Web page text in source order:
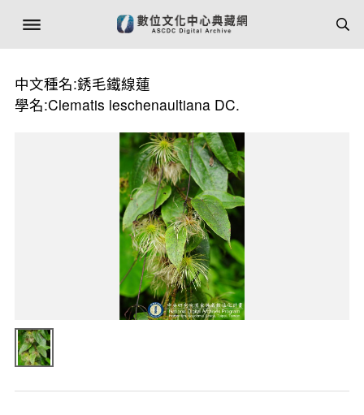
中文種名:銹毛鐵線蓮
學名:Clematis leschenaultiana DC.